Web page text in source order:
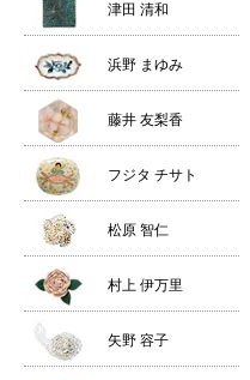
津田 清和
浜野 まゆみ
藤井 友梨香
フジタ チサト
松原 智仁
村上 伊万里
矢野 容子